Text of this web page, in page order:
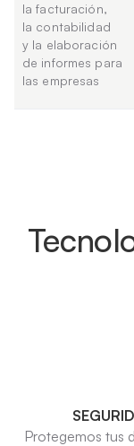
la facturación,
la contabilidad
y la elaboración
de informes para
las empresas
Protegemos tus